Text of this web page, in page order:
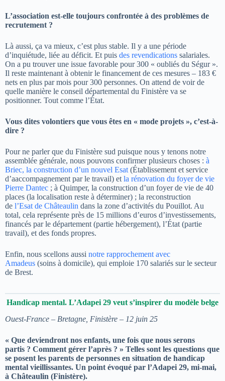
L’association est-elle toujours confrontée à des problèmes de
recrutement ?
Là aussi, ça va mieux, c’est plus stable. Il y a une période
d’inquiétude, liée au déficit. Et puis des revendications salariales.
On a pu trouver une issue favorable pour 300 « oubliés du Ségur ».
Il reste maintenant à obtenir le financement de ces mesures – 183 €
nets en plus par mois pour 300 personnes. On attend de voir de
quelle manière le conseil départemental du Finistère va se
positionner. Tout comme l’État.
Vous dites volontiers que vous êtes en « mode projets », c’est-à-
dire ?
Pour ne parler que du Finistère sud puisque nous y tenons notre
assemblée générale, nous pouvons confirmer plusieurs choses : à
Briec, la construction d’un nouvel Esat (Établissement et service
d’aaccompagnement par le travail) et la rénovation du foyer de vie
Pierre Dantec ; à Quimper, la construction d’un foyer de vie de 40
places (la localisation reste à déterminer) ; la reconstruction
de l’Esat de Châteaulin dans la zone d’activités du Pouillot. Au
total, cela représente près de 15 millions d’euros d’investissements,
financés par le département (partie hébergement), l’État (partie
travail), et des fonds propres.
Enfin, nous scellons aussi notre rapprochement avec
Amadeus (soins à domicile), qui emploie 170 salariés sur le secteur
de Brest.
Handicap mental. L’Adapei 29 veut s’inspirer du modèle belge
Ouest-France – Bretagne, Finistère – 12 juin 25
« Que deviendront nos enfants, une fois que nous serons
partis ? Comment gérer l’après ? » Telles sont les questions que
se posent les parents de personnes en situation de handicap
mental vieillissantes. Un point évoqué par l’Adapei 29, mi-mai,
à Châteaulin (Finistère).